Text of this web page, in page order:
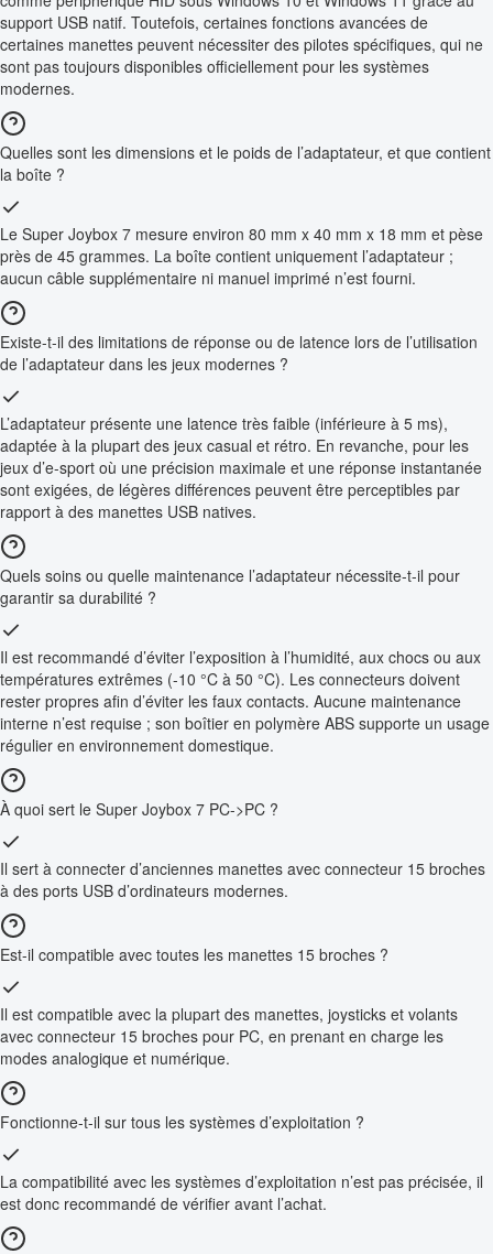
support USB natif. Toutefois, certaines fonctions avancées de
certaines manettes peuvent nécessiter des pilotes spécifiques, qui ne
sont pas toujours disponibles officiellement pour les systèmes
modernes.
Quelles sont les dimensions et le poids de l’adaptateur, et que contient
la boîte ?
Le Super Joybox 7 mesure environ 80 mm x 40 mm x 18 mm et pèse
près de 45 grammes. La boîte contient uniquement l’adaptateur ;
aucun câble supplémentaire ni manuel imprimé n’est fourni.
Existe-t-il des limitations de réponse ou de latence lors de l’utilisation
de l’adaptateur dans les jeux modernes ?
L’adaptateur présente une latence très faible (inférieure à 5 ms),
adaptée à la plupart des jeux casual et rétro. En revanche, pour les
jeux d’e-sport où une précision maximale et une réponse instantanée
sont exigées, de légères différences peuvent être perceptibles par
rapport à des manettes USB natives.
Quels soins ou quelle maintenance l’adaptateur nécessite-t-il pour
garantir sa durabilité ?
Il est recommandé d’éviter l’exposition à l’humidité, aux chocs ou aux
températures extrêmes (-10 °C à 50 °C). Les connecteurs doivent
rester propres afin d’éviter les faux contacts. Aucune maintenance
interne n’est requise ; son boîtier en polymère ABS supporte un usage
régulier en environnement domestique.
À quoi sert le Super Joybox 7 PC->PC ?
Il sert à connecter d’anciennes manettes avec connecteur 15 broches
à des ports USB d’ordinateurs modernes.
Est-il compatible avec toutes les manettes 15 broches ?
Il est compatible avec la plupart des manettes, joysticks et volants
avec connecteur 15 broches pour PC, en prenant en charge les
modes analogique et numérique.
Fonctionne-t-il sur tous les systèmes d’exploitation ?
La compatibilité avec les systèmes d’exploitation n’est pas précisée, il
est donc recommandé de vérifier avant l’achat.